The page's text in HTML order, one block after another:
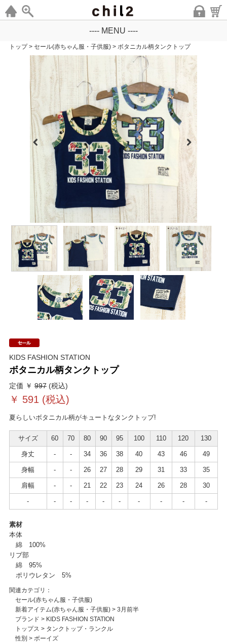
---- MENU ----
トップ > セール(赤ちゃん服・子供服) > ボタニカル柄タンクトップ
KIDS FASHION STATION
ボタニカル柄タンクトップ
定価 ￥ 997(税込)
￥ 591 (税込)
夏らしいボタニカル柄がキュートなタンクトップ!
サイズ 60 70 80 90 95 100 110 120 130
身丈 - - 34 36 38 40 43 46 49
身幅 - - 26 27 28 29 31 33 35
肩幅 - - 21 22 23 24 26 28 30
- - - - - - - - - -
素材
本体
綿 100%
リブ部
綿 95%
ポリウレタン 5%
関連カテゴリ：
セール(赤ちゃん服・子供服)
新着アイテム(赤ちゃん服・子供服)> 3月前半
ブランド > KIDS FASHION STATION
トップス > タンクトップ・ランクル
性別 > ボーイズ